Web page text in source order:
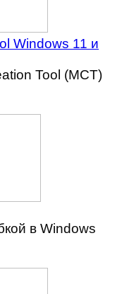
Windows 11 и
Tool (MCT)
в Windows